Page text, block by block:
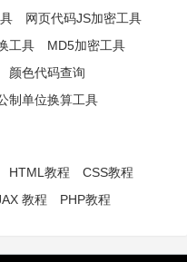
网页代码JS加密工具
工具
MD5加密工具
颜色代码查询
制单位换算工具
HTML教程
CSS教程
教程 PHP教程